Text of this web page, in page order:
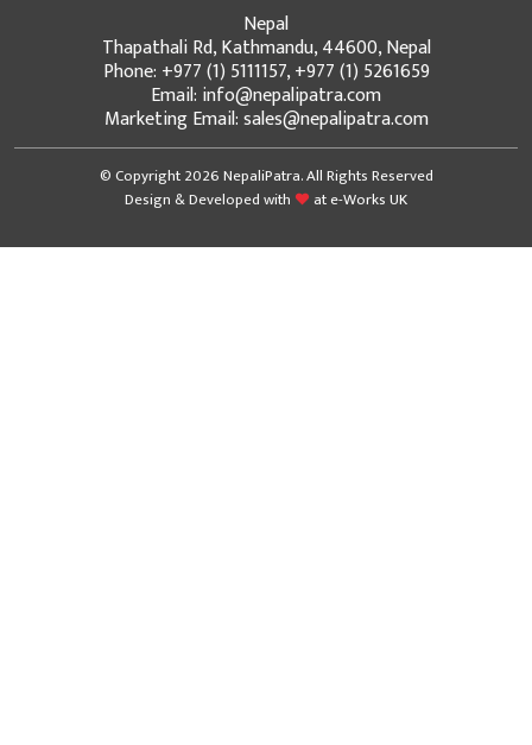
Nepal
Thapathali Rd, Kathmandu, 44600, Nepal
Phone: +977 (1) 5111157, +977 (1) 5261659
Email: info@nepalipatra.com
Marketing Email: sales@nepalipatra.com
© Copyright 2026 NepaliPatra. All Rights Reserved
Design & Developed with
ate-Works UK